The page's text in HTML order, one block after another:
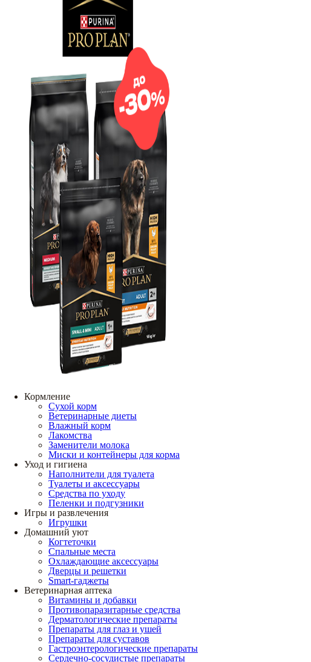
Кормление
Сухой корм
Ветеринарные диеты
Влажный корм
Лакомства
Заменители молока
Миски и контейнеры для корма
Уход и гигиена
Наполнители для туалета
Туалеты и аксессуары
Средства по уходу
Пеленки и подгузники
Игры и развлечения
Игрушки
Домашний уют
Когтеточки
Спальные места
Охлаждающие аксессуары
Дверцы и решетки
Smart-гаджеты
Ветеринарная аптека
Витамины и добавки
Противопаразитарные средства
Дерматологические препараты
Препараты для глаз и ушей
Препараты для суставов
Гастроэнтерологические препараты
Сердечно-сосудистые препараты